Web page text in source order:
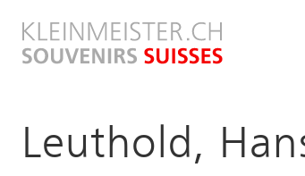
zum
Inhalt
Leuthold,